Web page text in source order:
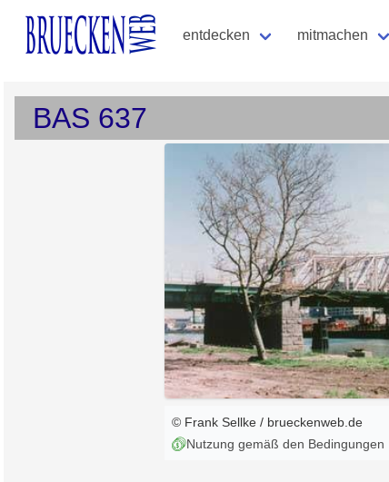
entdecken mitmachen
BAS 637
© Frank Sellke / brueckenweb.de
Nutzung gemäß den Bedingungen